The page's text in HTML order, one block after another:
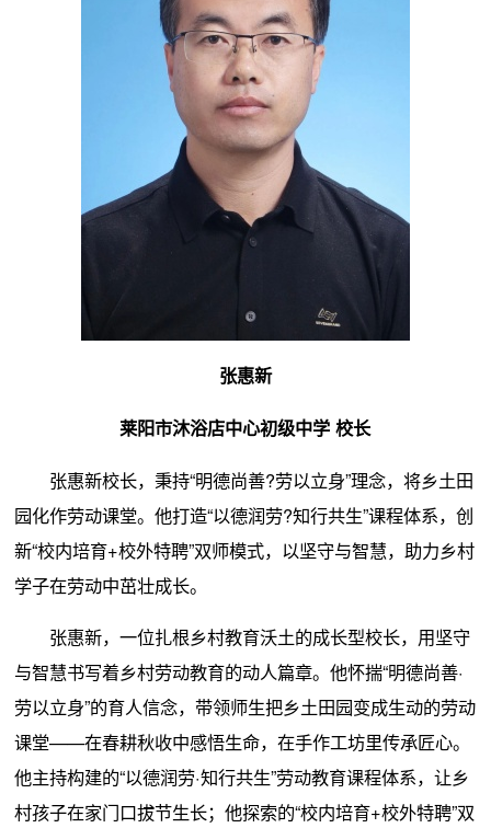
张惠新
莱阳市沐浴店中心初级中学 校长
张惠新校长，秉持“明德尚善?劳以立身”理念，将乡土田
园化作劳动课堂。他打造“以德润劳?知行共生”课程体系，创
新“校内培育+校外特聘”双师模式，以坚守与智慧，助力乡村
学子在劳动中茁壮成长。
张惠新，一位扎根乡村教育沃土的成长型校长，用坚守
与智慧书写着乡村劳动教育的动人篇章。他怀揣“明德尚善·
劳以立身”的育人信念，带领师生把乡土田园变成生动的劳动
课堂——在春耕秋收中感悟生命，在手作工坊里传承匠心。
他主持构建的“以德润劳·知行共生”劳动教育课程体系，让乡
村孩子在家门口拔节生长；他探索的“校内培育+校外特聘”双